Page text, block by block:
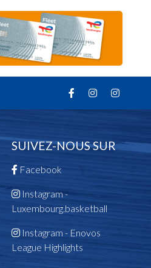
SUIVEZ-NOUS SUR
Facebook
Instagram -
Luxembourg.basketball
Instagram - Enovos
League Highlights